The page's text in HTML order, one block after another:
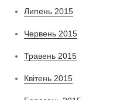
Липень 2015
Червень 2015
Травень 2015
Квітень 2015